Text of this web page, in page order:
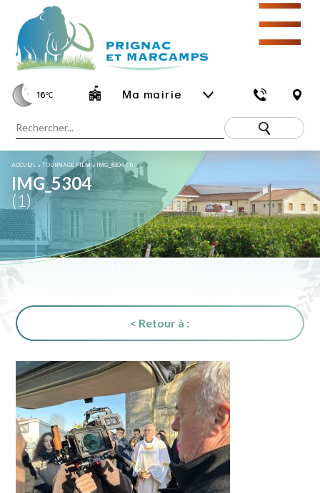
16℃ Ma mairie
☰
ACCUEIL »TOURNAGE FILM» IMG_5304 (1)
IMG_5304
(1)
< Retour à :